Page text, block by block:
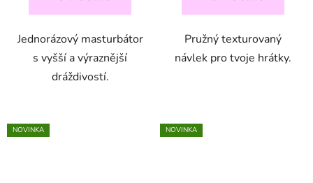
Jednorázový masturbátor
s vyšší a výraznější
dráždivostí.
Pružný texturovaný
návlek pro tvoje hrátky.
NOVINKA NOVINKA